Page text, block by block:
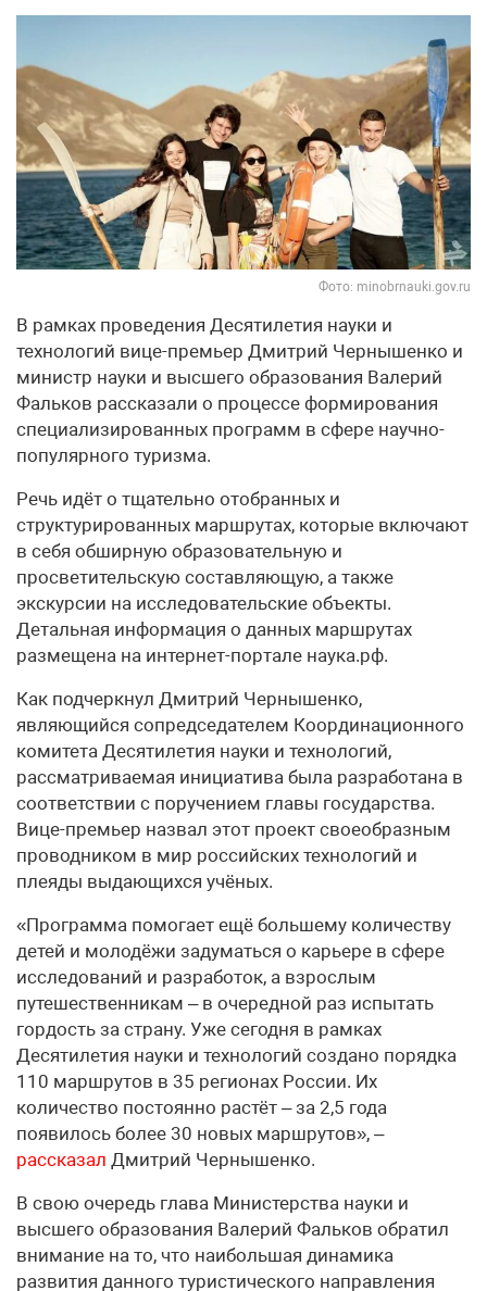
Фото: minobrnauki.gov.ru
В рамках проведения Десятилетия науки и
технологий вице-премьер Дмитрий Чернышенко и
министр науки и высшего образования Валерий
Фальков рассказали о процессе формирования
специализированных программ в сфере научно-
популярного туризма.
Речь идёт о тщательно отобранных и
структурированных маршрутах, которые включают
в себя обширную образовательную и
просветительскую составляющую, а также
экскурсии на исследовательские объекты.
Детальная информация о данных маршрутах
размещена на интернет-портале наука.рф.
Как подчеркнул Дмитрий Чернышенко,
являющийся сопредседателем Координационного
комитета Десятилетия науки и технологий,
рассматриваемая инициатива была разработана в
соответствии с поручением главы государства.
Вице-премьер назвал этот проект своеобразным
проводником в мир российских технологий и
плеяды выдающихся учёных.
«Программа помогает ещё большему количеству
детей и молодёжи задуматься о карьере в сфере
исследований и разработок, а взрослым
путешественникам – в очередной раз испытать
гордость за страну. Уже сегодня в рамках
Десятилетия науки и технологий создано порядка
110 маршрутов в 35 регионах России. Их
количество постоянно растёт – за 2,5 года
появилось более 30 новых маршрутов», –
рассказал Дмитрий Чернышенко.
В свою очередь глава Министерства науки и
высшего образования Валерий Фальков обратил
внимание на то, что наибольшая динамика
развития данного туристического направления